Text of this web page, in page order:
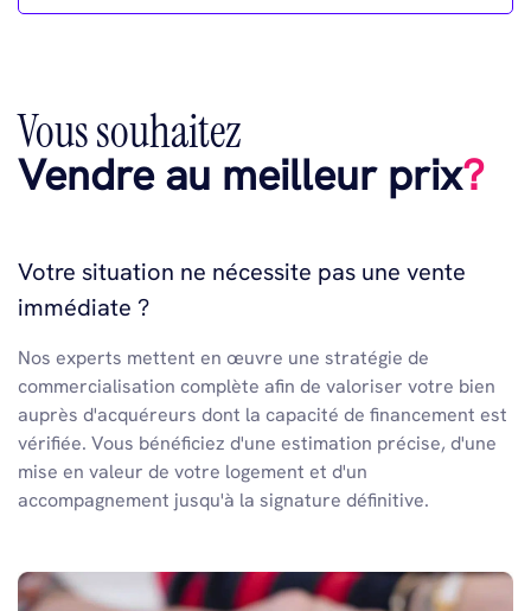
Vous souhaitez
Vendre au meilleur prix?
Votre situation ne nécessite pas une vente
immédiate ?
Nos experts mettent en œuvre une stratégie de
commercialisation complète afin de valoriser votre bien
auprès d'acquéreurs dont la capacité de financement est
vérifiée. Vous bénéficiez d'une estimation précise, d'une
mise en valeur de votre logement et d'un
accompagnement jusqu'à la signature définitive.